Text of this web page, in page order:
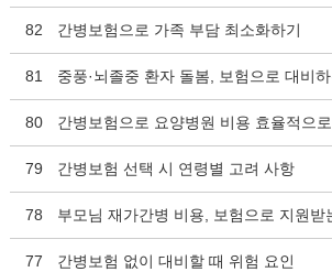
82 간병보험으로 가족 부담 최소화하기
81 중풍·뇌졸중 환자 돌봄, 보험으로 대비
80 간병보험으로 요양병원 비용 효율적으
79 간병보험 선택 시 연령별 고려 사항
78 부모님 재가간병 비용, 보험으로 지원받
77 간병보험 없이 대비할 때 위험 요인